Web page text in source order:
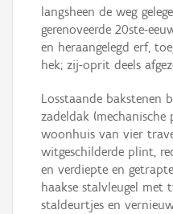
langsheen de weg
gerenoveerde 20ste-
en heraangelegd erf,
hek; zij-oprit deels
Losstaande bakstenen
zadeldak (mechanische
woonhuis van vier
witgeschilderde plint,
en verdiepte en
haakse stalvleugel met
staldeurtjes en